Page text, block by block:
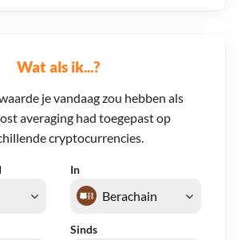
Wat als ik...?
je vandaag zou hebben als
averaging had toegepast op
cryptocurrencies.
In
Sinds